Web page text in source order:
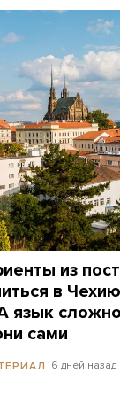
из
в
язык
сами
6 дней назад